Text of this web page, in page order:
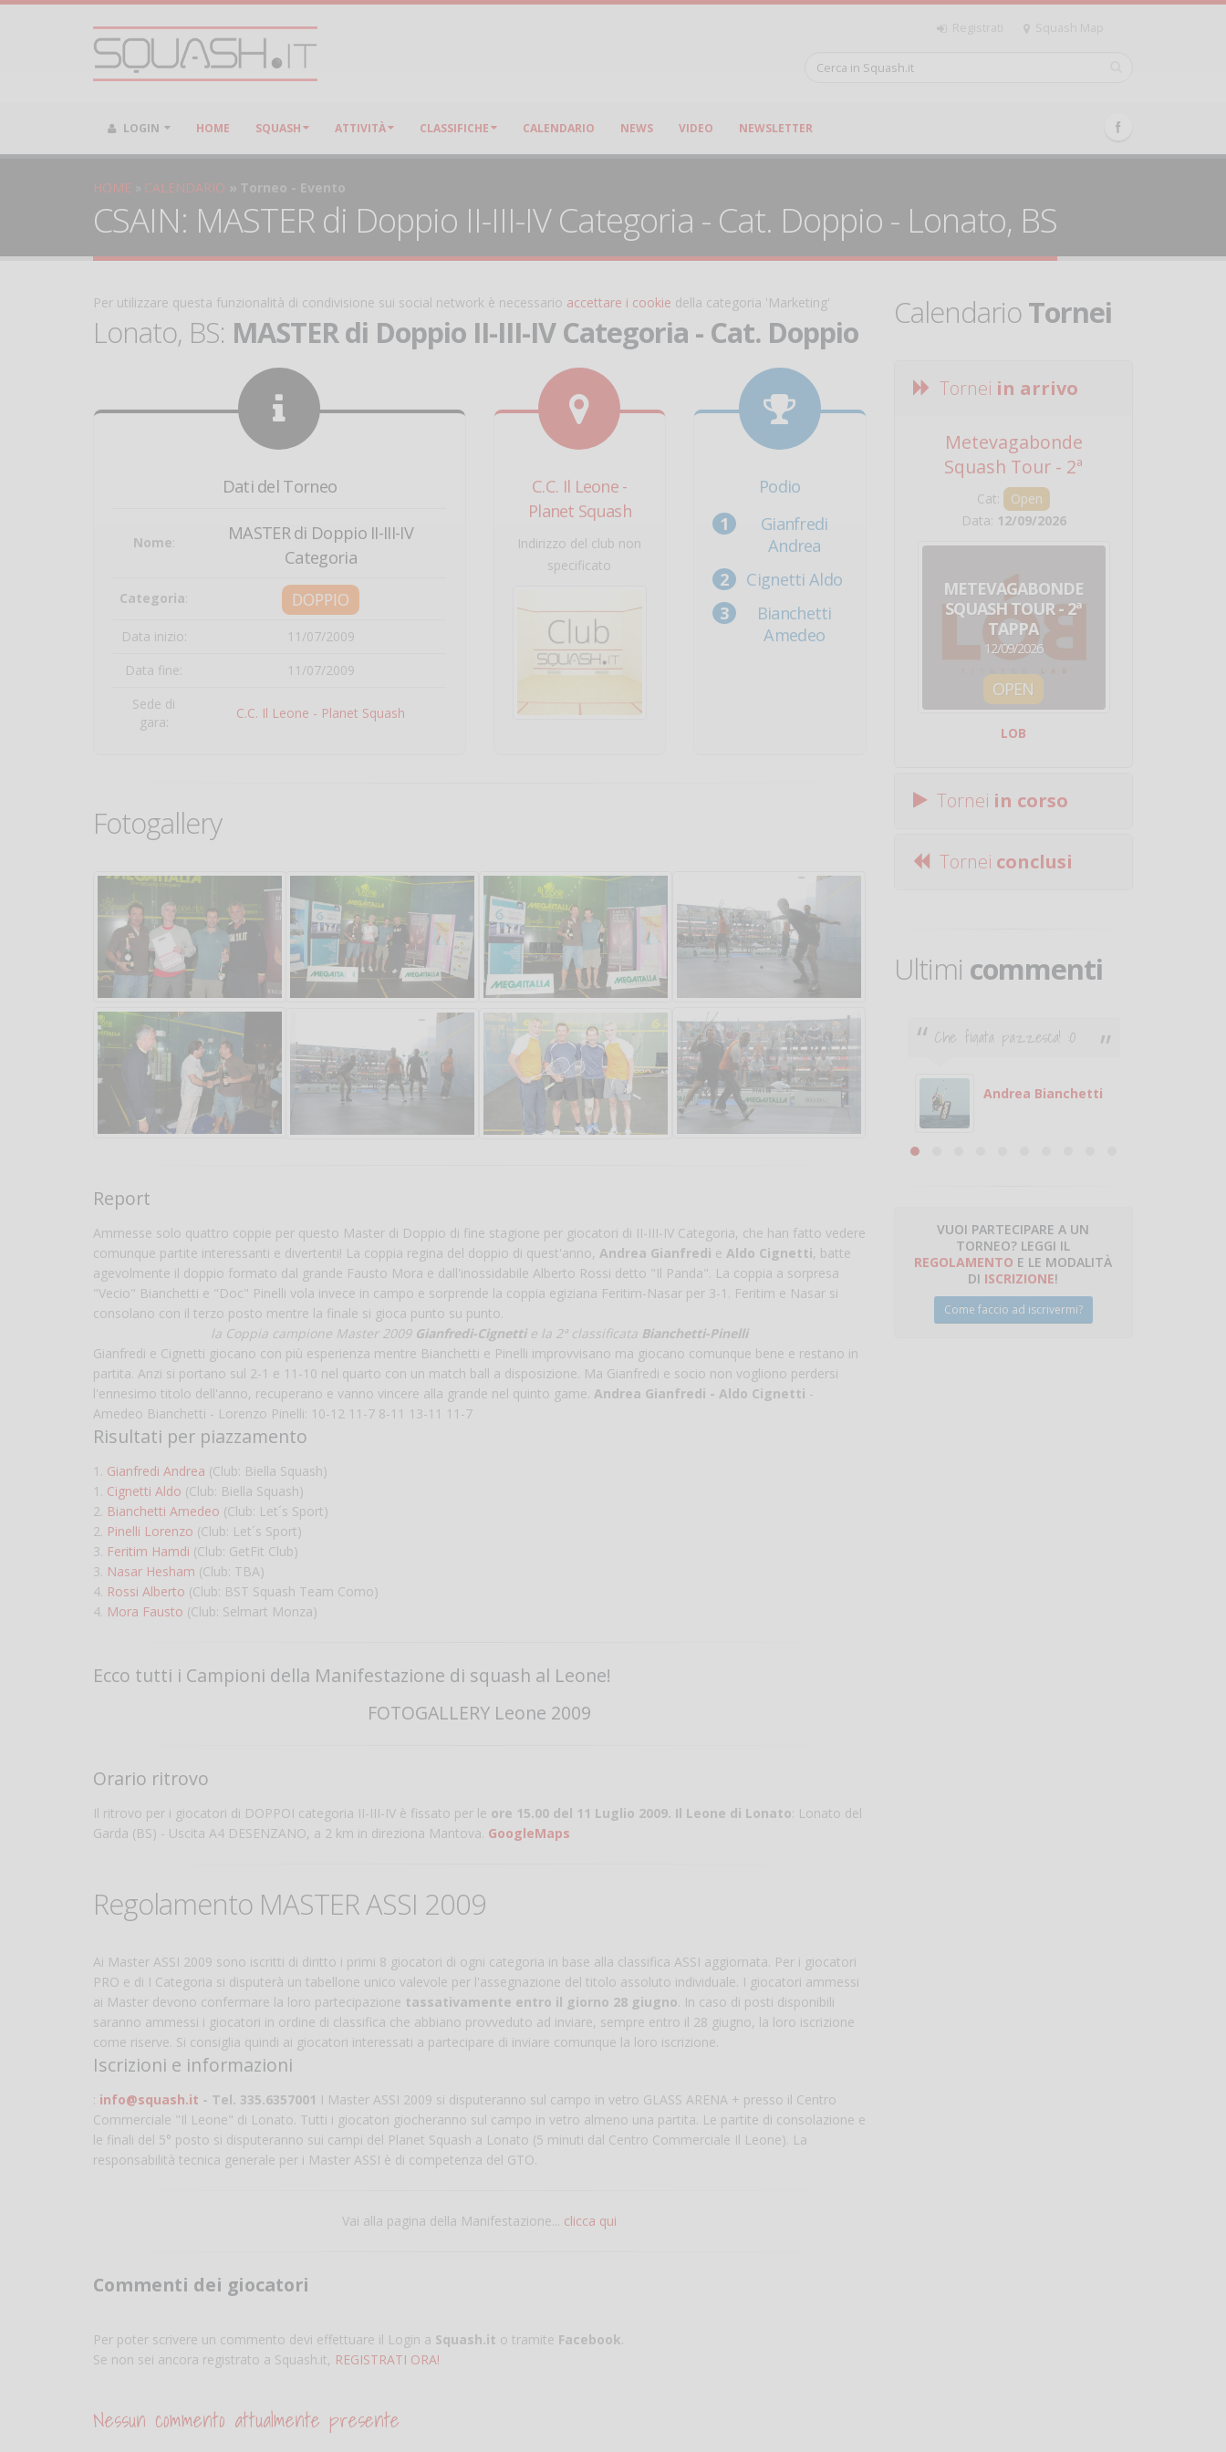
Registrati Squash Map
LOGIN HOME SQUASH ATTIVITÀ CLASSIFICHE CALENDARIO NEWS VIDEO NEWSLETTER
HOME CALENDARIO Torneo - Evento
CSAIN: MASTER di Doppio II-III-IV Categoria - Cat. Doppio - Lonato, BS
Per utilizzare questa funzionalità di condivisione sui social network è necessario accettare i cookie della categoria 'Marketing'
Lonato, BS: MASTER di Doppio II-III-IV Categoria - Cat. Doppio
Dati del Torneo
Nome:
MASTER di Doppio II-III-IV
Categoria
Categoria: DOPPIO
Data inizio:
11/07/2009
Data fine:
11/07/2009
Sede di
gara:
C.C. Il Leone - Planet Squash
C.C. Il Leone -
Planet Squash
Indirizzo del club non
specificato
Podio
Gianfredi
Andrea
Cignetti Aldo
Bianchetti
Amedeo
Fotogallery
Report
Ammesse solo quattro coppie per questo Master di Doppio di fine stagione per giocatori di II-III-IV Categoria, che han fatto vedere
comunque partite interessanti e divertenti! La coppia regina del doppio di quest'anno, Andrea Gianfredi e Aldo Cignetti, batte
agevolmente il doppio formato dal grande Fausto Mora e dall'inossidabile Alberto Rossi detto "Il Panda". La coppia a sorpresa
"Vecio" Bianchetti e "Doc" Pinelli vola invece in campo e sorprende la coppia egiziana Feritim-Nasar per 3-1. Feritim e Nasar si
consolano con il terzo posto mentre la finale si gioca punto su punto.
la Coppia campione Master 2009 Gianfredi-Cignettie la 2ª classificata Bianchetti-Pinelli
Gianfredi e Cignetti giocano con più esperienza mentre Bianchetti e Pinelli improvvisano ma giocano comunque bene e restano in
partita. Anzi si portano sul 2-1 e 11-10 nel quarto con un match ball a disposizione. Ma Gianfredi e socio non vogliono perdersi
l'ennesimo titolo dell'anno, recuperano e vanno vincere alla grande nel quinto game. Andrea Gianfredi - Aldo Cignetti -
Amedeo Bianchetti - Lorenzo Pinelli: 10-12 11-7 8-11 13-11 11-7
Risultati per piazzamento
1. Gianfredi Andrea (Club: Biella Squash)
1. Cignetti Aldo (Club: Biella Squash)
2. Bianchetti Amedeo (Club: Let´s Sport)
2. Pinelli Lorenzo (Club: Let´s Sport)
3. Feritim Hamdi (Club: GetFit Club)
3. Nasar Hesham (Club: TBA)
4. Rossi Alberto (Club: BST Squash Team Como)
4. Mora Fausto (Club: Selmart Monza)
Ecco tutti i Campioni della Manifestazione di squash al Leone!
FOTOGALLERY Leone 2009
Orario ritrovo
Il ritrovo per i giocatori di DOPPOI categoria II-III-IV è fissato per le ore 15.00 del 11 Luglio 2009. Il Leone di Lonato: Lonato del
Garda (BS) - Uscita A4 DESENZANO, a 2 km in direziona Mantova. GoogleMaps
Regolamento MASTER ASSI 2009
Ai Master ASSI 2009 sono iscritti di diritto i primi 8 giocatori di ogni categoria in base alla classifica ASSI aggiornata. Per i giocatori
PRO e di I Categoria si disputerà un tabellone unico valevole per l'assegnazione del titolo assoluto individuale. I giocatori ammessi
ai Master devono confermare la loro partecipazione tassativamente entro il giorno 28 giugno. In caso di posti disponibili
saranno ammessi i giocatori in ordine di classifica che abbiano provveduto ad inviare, sempre entro il 28 giugno, la loro iscrizione
come riserve. Si consiglia quindi ai giocatori interessati a partecipare di inviare comunque la loro iscrizione.
Iscrizioni e informazioni
: info@squash.it - Tel. 335.6357001 I Master ASSI 2009 si disputeranno sul campo in vetro GLASS ARENA + presso il Centro
Commerciale "Il Leone" di Lonato. Tutti i giocatori giocheranno sul campo in vetro almeno una partita. Le partite di consolazione e
le finali del 5° posto si disputeranno sui campi del Planet Squash a Lonato (5 minuti dal Centro Commerciale Il Leone). La
responsabilità tecnica generale per i Master ASSI è di competenza del GTO.
Vai alla pagina della Manifestazione... clicca qui
Commenti dei giocatori
Per poter scrivere un commento devi effettuare il Login a Squash.it o tramite Facebook.
Se non sei ancora registrato a Squash.it, REGISTRATI ORA!
Nessun commento attualmente presente
CalendarioTornei
Tornei in arrivo
Metevagabonde
Squash Tour - 2ª
Tappa
Cat:
Open
Data: 12/09/2026
METEVAGABONDE
SQUASH TOUR - 2ª
TAPPA
12/09/2026
OPEN
LOB
Tornei in corso
Tornei conclusi
Ultimi commenti
Salve,
come fare per prenotare
il campo per giocare con
un mio amico?
Devo chiamare il numero
Vanessa Catalano
Che figata pazzesca! :O
Andrea Bianchetti
VUOI PARTECIPARE A UN
TORNEO? LEGGI IL
REGOLAMENTO E LE MODALITÀ
DI ISCRIZIONE!
Come faccio ad iscrivermi?